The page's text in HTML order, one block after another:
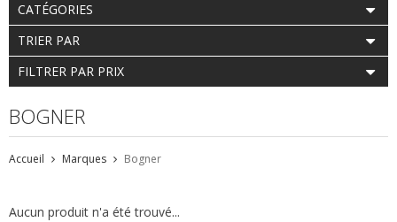
CATÉGORIES
TRIER PAR
FILTRER PAR PRIX
BOGNER
Accueil Marques Bogner
Aucun produit n'a été trouvé...